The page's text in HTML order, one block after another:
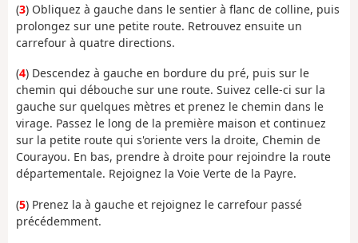
(3) Obliquez à gauche dans le sentier à flanc de colline, puis
prolongez sur une petite route. Retrouvez ensuite un
carrefour à quatre directions.
(4) Descendez à gauche en bordure du pré, puis sur le
chemin qui débouche sur une route. Suivez celle-ci sur la
gauche sur quelques mètres et prenez le chemin dans le
virage. Passez le long de la première maison et continuez
sur la petite route qui s'oriente vers la droite, Chemin de
Courayou. En bas, prendre à droite pour rejoindre la route
départementale. Rejoignez la Voie Verte de la Payre.
(5) Prenez la à gauche et rejoignez le carrefour passé
précédemment.